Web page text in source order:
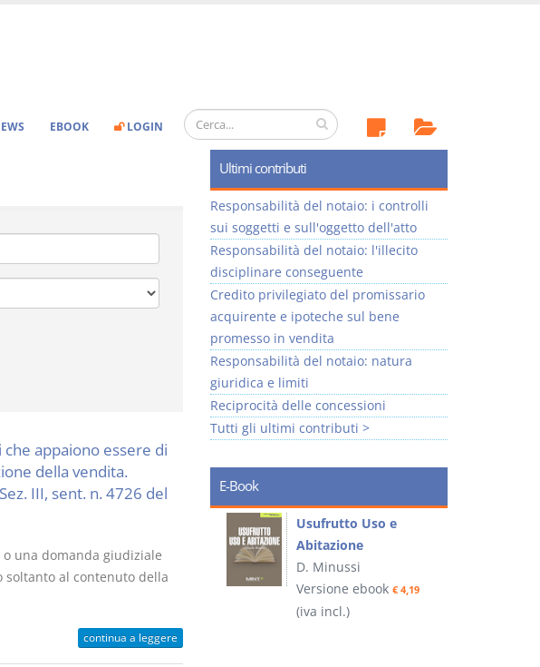
EBOOK LOGIN
appaiono essere di
della vendita.
III, sent. n. 4726 del
una domanda giudiziale
al contenuto della
continua a leggere
Ultimi contributi
Responsabilità del notaio: i controlli
sui soggetti e sull'oggetto dell'atto
Responsabilità del notaio: l'illecito
disciplinare conseguente
Credito privilegiato del promissario
acquirente e ipoteche sul bene
promesso in vendita
Responsabilità del notaio: natura
giuridica e limiti
Reciprocità delle concessioni
Tutti gli ultimi contributi >
E-Book
D. Minussi
Usufrutto Uso e
Abitazione
D. Minussi
Versione ebook € 4,19
(iva incl.)